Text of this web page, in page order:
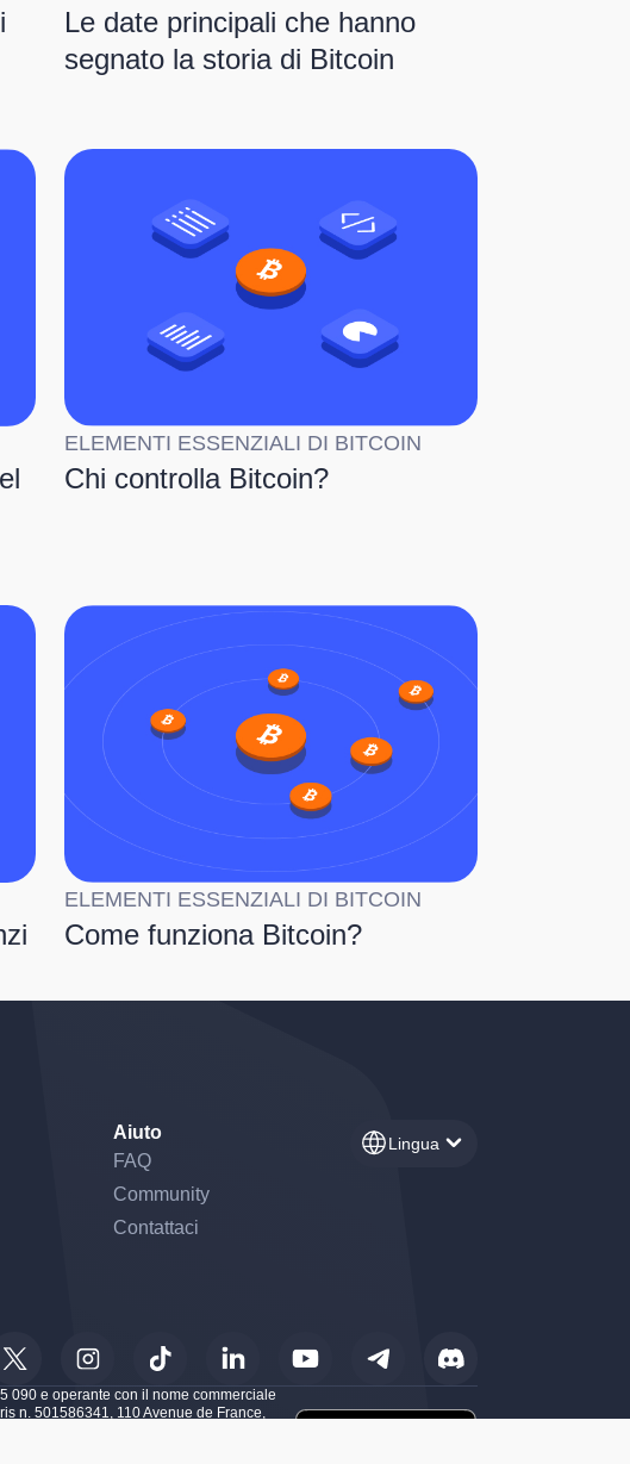
Personalizza le tue preferenze per controllare come le tue informazioni
Le date principali che hanno
segnato la storia di Bitcoin
ELEMENTI ESSENZIALI DI BITCOIN
Chi controlla Bitcoin?
ELEMENTI ESSENZIALI DI BITCOIN
Come funziona Bitcoin?
Aiuto
FAQ
Community
Contattaci
Lingua
090 e operante con il nome commerciale
n. 501586341, 110 Avenue de France,